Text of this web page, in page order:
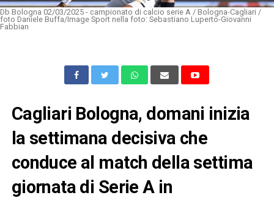
Db Bologna 02/03/2025 - campionato di calcio serie A / Bologna-Cagliari /
foto Daniele Buffa/Image Sport nella foto: Sebastiano Luperto-Giovanni
Fabbian
Cagliari Bologna, domani inizia
la settimana decisiva che
conduce al match della settima
giornata di Serie A in